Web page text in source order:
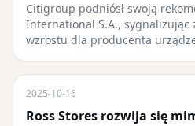
Citigroup podniósł swoją
International S.A., sygnalizując
wzrostu dla producenta
2025-10-16
Ross Stores rozwija się